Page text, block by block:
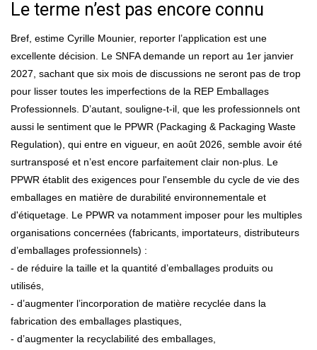
Le terme n’est pas encore connu
Bref, estime Cyrille Mounier, reporter l’application est une
excellente décision. Le SNFA demande un report au 1er janvier
2027, sachant que six mois de discussions ne seront pas de trop
pour lisser toutes les imperfections de la REP Emballages
Professionnels. D’autant, souligne-t-il, que les professionnels ont
aussi le sentiment que le PPWR (Packaging & Packaging Waste
Regulation), qui entre en vigueur, en août 2026, semble avoir été
surtransposé et n’est encore parfaitement clair non-plus. Le
PPWR établit des exigences pour l'ensemble du cycle de vie des
emballages en matière de durabilité environnementale et
d'étiquetage. Le PPWR va notamment imposer pour les multiples
organisations concernées (fabricants, importateurs, distributeurs
d’emballages professionnels) :
- de réduire la taille et la quantité d’emballages produits ou
utilisés,
- d’augmenter l’incorporation de matière recyclée dans la
fabrication des emballages plastiques,
- d’augmenter la recyclabilité des emballages,